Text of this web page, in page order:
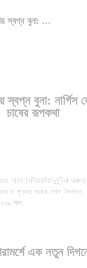
রূপালি শস্যের ডানায় স্বপ্ন বুনা: নার্গিস হোসেনের মৎস্য চাষের রূপকথা
স্বপ্ন বুনা: নার্গিস
চাষের রূপকথা
সাহস (বটিয়াঘাটা/ডুমুরিয়া অঞ্চল)
ও সুস্বাদু মাছের পোনা উৎপাদন
সাল
এক নতুন